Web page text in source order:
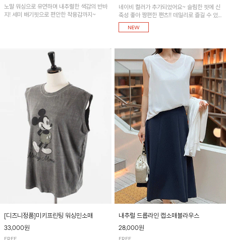
노말 워싱으로 유연하며 내추럴한 색감의 반바
지! 세미 배기핏으로 편안한 착용감까지~
네이비 컬러가 추가되었어요~ 슬림한 핏에 신
축성 좋아 짱편한 팬츠!! 데일리로 즐길 수 있
는 기본 컬러들로 준비했어요~
[디즈니정품]미키프린팅 워싱민소매
33,000원
내추럴 드롭라인 캡소매블라우스
28,000원